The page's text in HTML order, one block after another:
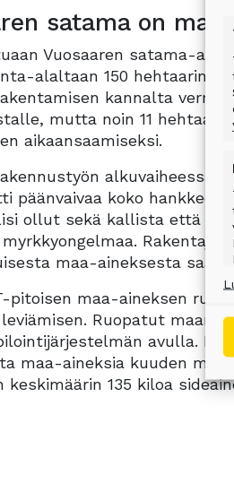
satama on
Vuosaaren satama-
alaltaan 150 hehtaarin
kannalta
mutta noin 11
aikaansaamiseksi.
alkuvaiheessa
päänvaivaa koko
ollut sekä kallista että
maa-aineksesta
pitoisen maa-aineksen
Ruopatut
avulla.
maa-aineksia kuuden
keskimäärin 135 kiloa